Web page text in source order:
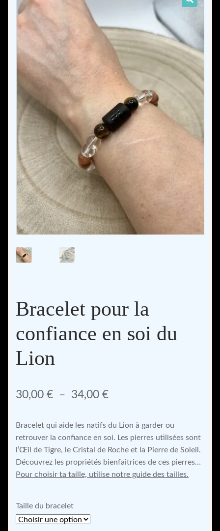
Les pierres naturelles
Guide d’entretien de ton bracelet
Guide des tailles
Contact
Mon compte
Bracelet pour la
confiance en soi du
Lion
30,00 € – 34,00 €Plage
prix :
30,00 €
à
Bracelet qui aide les natifs du Lion à garder ou
retrouver la confiance en soi. Les pierres utilisées sont
l’Œil de Tigre, le Cristal de Roche et la Pierre de Soleil.
Découvrez les propriétés bienfaitrices de ces pierres…
Pour choisir ta taille, utilise notre guide des tailles.
Taille du bracelet